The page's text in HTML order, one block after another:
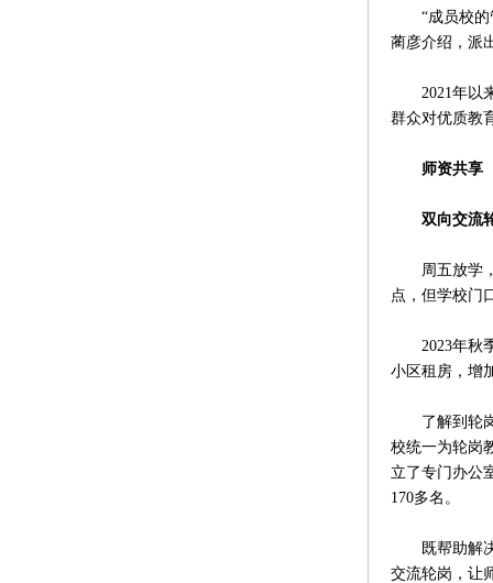
“成员校的管
蔺彦介绍，派
2021年以来
群众对优质教
师资共享
双向交流轮
周五放学，
点，但学校门
2023年秋季
小区租房，增
了解到轮岗
校统一为轮岗
立了专门办公
170多名。
既帮助解决
交流轮岗，让